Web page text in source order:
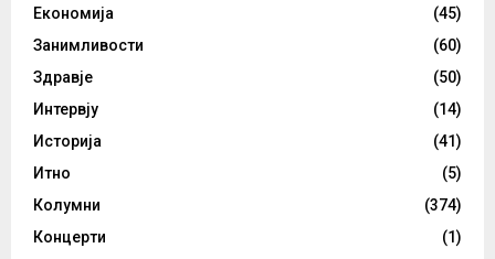
Економија
(45)
Занимливости
(60)
Здравје
(50)
Интервју
(14)
Историја
(41)
Итно
(5)
Колумни
(374)
Концерти
(1)